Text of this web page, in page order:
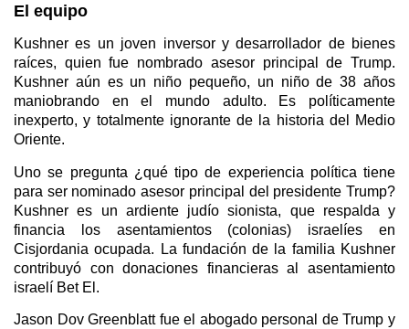
El equipo
Kushner es un joven inversor y desarrollador de bienes
raíces, quien fue nombrado asesor principal de Trump.
Kushner aún es un niño pequeño, un niño de 38 años
maniobrando en el mundo adulto. Es políticamente
inexperto, y totalmente ignorante de la historia del Medio
Oriente.
Uno se pregunta ¿qué tipo de experiencia política tiene
para ser nominado asesor principal del presidente Trump?
Kushner es un ardiente judío sionista, que respalda y
financia los asentamientos (colonias) israelíes en
Cisjordania ocupada. La fundación de la familia Kushner
contribuyó con donaciones financieras al asentamiento
israelí Bet El.
Jason Dov Greenblatt fue el abogado personal de Trump y